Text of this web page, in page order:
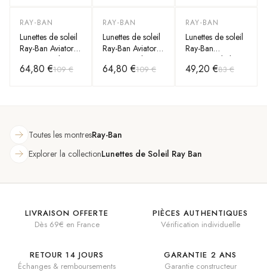
-40%
RAY-BAN
Lunettes de soleil
Ray-Ban Aviator
Large Metal
RB3025 004/58
64,80 €109 €
-40%
RAY-BAN
Lunettes de soleil
Ray-Ban Aviator
Large Metal
RB3025 004/58
64,80 €109 €
-41%
RAY-BAN
Lunettes de soleil
Ray-Ban
Hexagonal Flat
Lenses RB3548N
49,20 €83 €
Toutes les montresRay-Ban
Explorer la collectionLunettes de Soleil Ray Ban
LIVRAISON OFFERTE
Dès 69€ en France
PIÈCES AUTHENTIQUES
Vérification individuelle
RETOUR 14 JOURS
Échanges & remboursements
GARANTIE 2 ANS
Garantie constructeur